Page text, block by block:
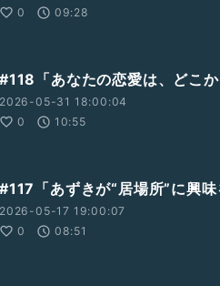
0
09:28
#118「あなたの恋愛は、どこか
2026-05-31 18:00:04
0
10:55
#117「あずきが“居場所”に興味
2026-05-17 19:00:07
0
08:51